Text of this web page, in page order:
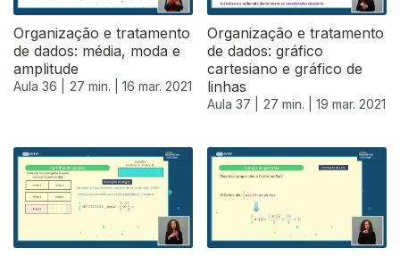
Organização e tratamento
de dados: média, moda e
amplitude
Aula 36 | 27 min. | 16 mar. 2021
Organização e tratamento
de dados: gráfico
cartesiano e gráfico de
linhas
Aula 37 | 27 min. | 19 mar. 2021